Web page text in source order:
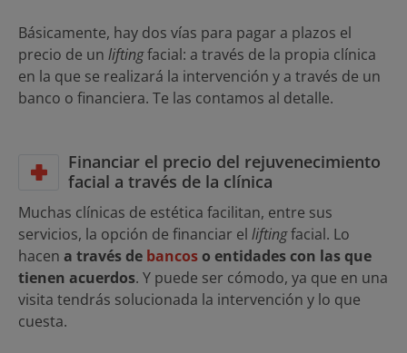
Básicamente, hay dos vías para pagar a plazos el
precio de un liftingfacial: a través de la propia clínica
en la que se realizará la intervención y a través de un
banco o financiera. Te las contamos al detalle.
Financiar el precio del rejuvenecimiento
facial a través de la clínica
Muchas clínicas de estética facilitan, entre sus
servicios, la opción de financiar el liftingfacial. Lo
hacen a través de bancoso entidades con las que
tienen acuerdos. Y puede ser cómodo, ya que en una
visita tendrás solucionada la intervención y lo que
cuesta.